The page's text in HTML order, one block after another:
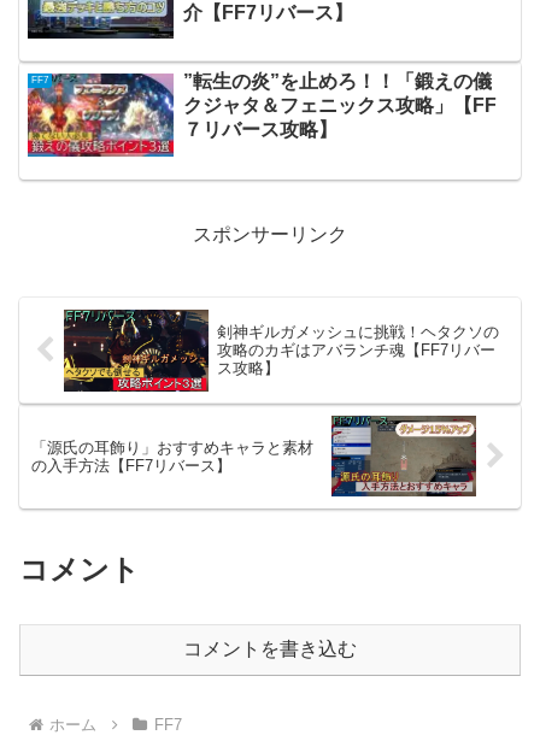
介【FF7リバース】
FF7
”転生の炎”を止めろ！！「鍛えの儀
クジャタ＆フェニックス攻略」【FF
７リバース攻略】
スポンサーリンク
剣神ギルガメッシュに挑戦！ヘタクソの
攻略のカギはアバランチ魂【FF7リバー
ス攻略】
「源氏の耳飾り」おすすめキャラと素材
の入手方法【FF7リバース】
コメント
コメントを書き込む
ホーム FF7